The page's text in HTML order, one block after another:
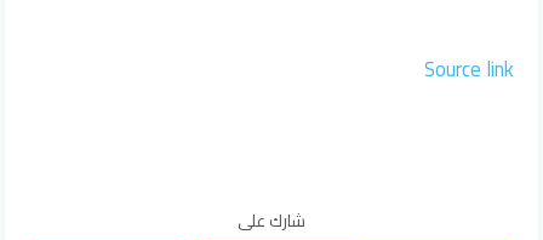
Source link
شارك على